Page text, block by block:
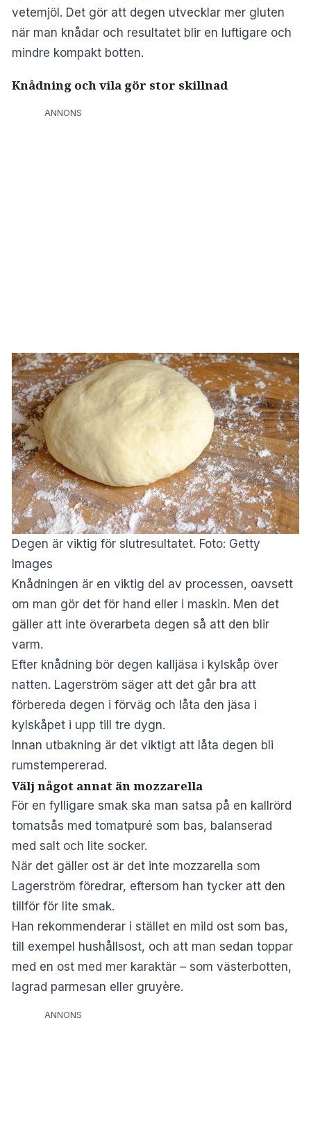
vetemjöl. Det gör att degen utvecklar mer gluten
när man knådar och resultatet blir en luftigare och
mindre kompakt botten.
Knådning och vila gör stor skillnad
ANNONS
Degen är viktig för slutresultatet. Foto: Getty
Images
Knådningen är en viktig del av processen, oavsett
om man gör det för hand eller i maskin. Men det
gäller att inte överarbeta degen så att den blir
varm.
Efter knådning bör degen kalljäsa i kylskåp över
natten. Lagerström säger att det går bra att
förbereda degen i förväg och låta den jäsa i
kylskåpet i upp till tre dygn.
Innan utbakning är det viktigt att låta degen bli
rumstempererad.
Välj något annat än mozzarella
För en fylligare smak ska man satsa på en kallrörd
tomatsås med tomatpuré som bas, balanserad
med salt och lite socker.
När det gäller ost är det inte mozzarella som
Lagerström föredrar, eftersom han tycker att den
tillför för lite smak.
Han rekommenderar i stället en mild ost som bas,
till exempel hushållsost, och att man sedan toppar
med en ost med mer karaktär – som västerbotten,
lagrad parmesan eller gruyère.
ANNONS